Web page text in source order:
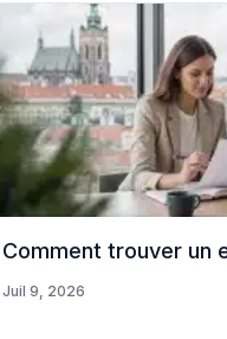
Comment trouver un
Juil 9, 2026